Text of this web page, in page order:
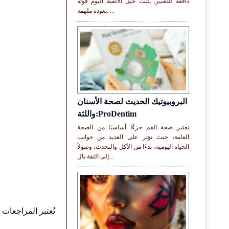
بعودة ملهمة. ...
البروبيوتيك الحديث لصحة الأسنان
واللثة:ProDentim
تعتبر صحة الفم جزءًا أساسيًا من الصحة
العامة، حيث تؤثر على العديد من جوانب
الحياة اليومية، بدءًا من الأكل والتحدث، وصولاً
إلى الثقة بال...